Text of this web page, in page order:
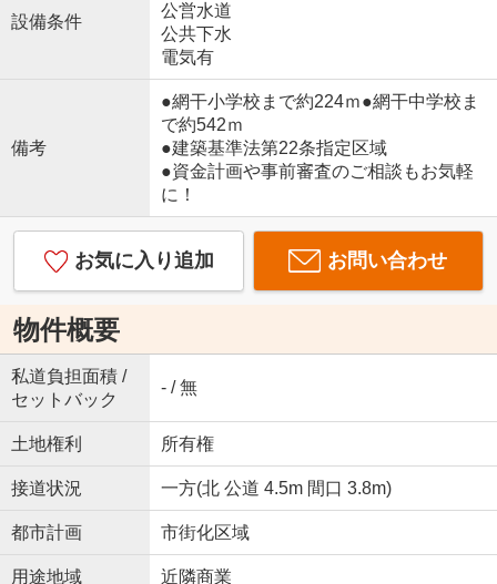
設備条件
公営水道
公共下水
電気有
備考
●網干小学校まで約224ｍ●網干中学校ま
で約542ｍ
●建築基準法第22条指定区域
●資金計画や事前審査のご相談もお気軽
に！
お気に入り追加 お問い合わせ
物件概要
私道負担面積 /
セットバック
- / 無
土地権利 所有権
接道状況 一方(北 公道 4.5m 間口 3.8m)
都市計画 市街化区域
用途地域 近隣商業